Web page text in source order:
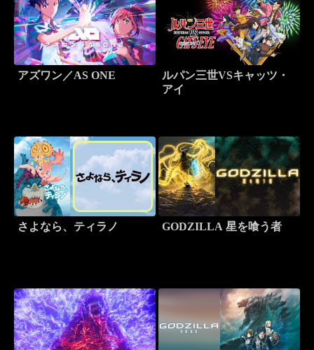
アズワン／AS ONE
ルパン三世VSキャッツ・
アイ
さよなら、ティラノ GODZILLA 星を喰う者